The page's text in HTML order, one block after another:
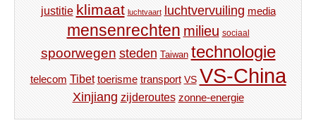
justitie klimaat luchtvaart luchtvervuiling media
mensenrechten milieu sociaal
spoorwegen steden Taiwan technologie
telecom Tibet toerisme transport VS VS-China
Xinjiang zijderoutes zonne-energie